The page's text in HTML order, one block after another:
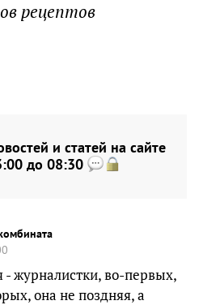
рецептов
и статей на сайте
до 08:30
- журналистки, во-первых,
она не поздняя, а